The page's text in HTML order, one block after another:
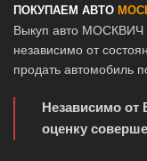
ПОКУПАЕМ АВТО
Выкуп авто МОСКВИЧ
независимо от
продать автомобиль
Независимо от
оценку